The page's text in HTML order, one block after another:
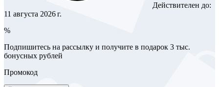
Действителен до:
11 августа 2026 г.
%
Подпишитесь на рассылку и получите в подарок 3 тыс.
бонусных рублей
Промокод